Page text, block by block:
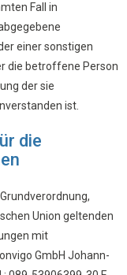
Fall in
einer sonstigen
die betroffene Person
der sie
ist.
die
Union geltenden
mit
GmbH Johann-